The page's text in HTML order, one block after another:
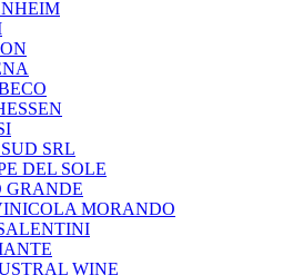
SRL
DEL SOLE
GRANDE
MORANDO
WINE